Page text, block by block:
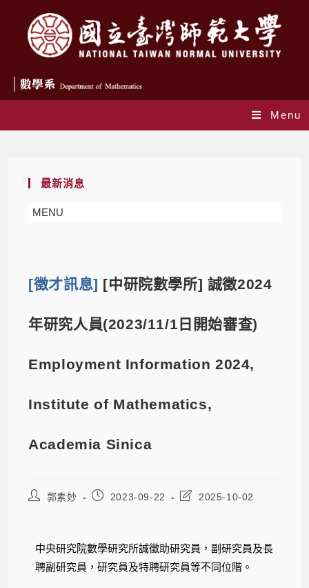
Menu
最新消息
MENU
[徵才訊息] [中研院數學所] 誠徵2024
年研究人員(2023/11/1日開始審查)
Employment Information 2024,
Institute of Mathematics,
Academia Sinica
郭素妙 2023-09-22 2025-10-02
中央研究院數學研究所誠徵助研究員，副研究員及長
聘副研究員，研究員及特聘研究員等不同位階。